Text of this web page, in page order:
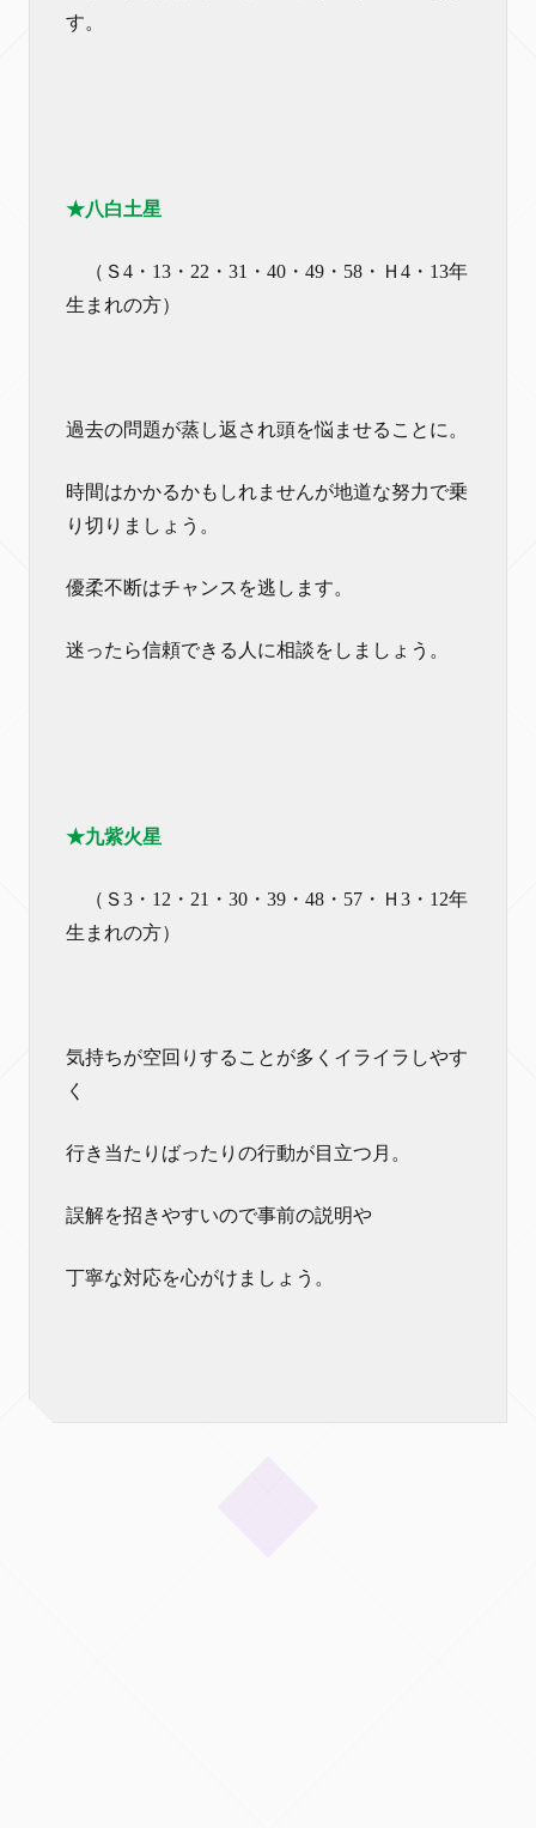
す。
★八白土星
（Ｓ4・13・22・31・40・49・58・Ｈ4・13年
生まれの方）
過去の問題が蒸し返され頭を悩ませることに。
時間はかかるかもしれませんが地道な努力で乗
り切りましょう。
優柔不断はチャンスを逃します。
迷ったら信頼できる人に相談をしましょう。
★九紫火星
（Ｓ3・12・21・30・39・48・57・Ｈ3・12年
生まれの方）
気持ちが空回りすることが多くイライラしやす
く
行き当たりばったりの行動が目立つ月。
誤解を招きやすいので事前の説明や
丁寧な対応を心がけましょう。